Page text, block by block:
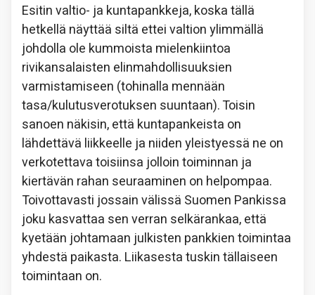
Esitin valtio- ja kuntapankkeja, koska tällä
hetkellä näyttää siltä ettei valtion ylimmällä
johdolla ole kummoista mielenkiintoa
rivikansalaisten elinmahdollisuuksien
varmistamiseen (tohinalla mennään
tasa/kulutusverotuksen suuntaan). Toisin
sanoen näkisin, että kuntapankeista on
lähdettävä liikkeelle ja niiden yleistyessä ne on
verkotettava toisiinsa jolloin toiminnan ja
kiertävän rahan seuraaminen on helpompaa.
Toivottavasti jossain välissä Suomen Pankissa
joku kasvattaa sen verran selkärankaa, että
kyetään johtamaan julkisten pankkien toimintaa
yhdestä paikasta. Liikasesta tuskin tällaiseen
toimintaan on.